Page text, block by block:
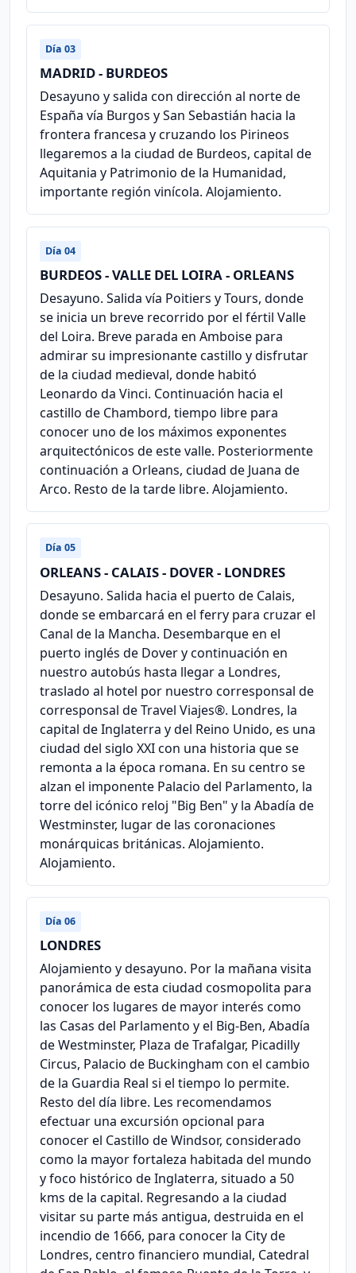
Día 03
MADRID - BURDEOS
Desayuno y salida con dirección al norte de
España vía Burgos y San Sebastián hacia la
frontera francesa y cruzando los Pirineos
llegaremos a la ciudad de Burdeos, capital de
Aquitania y Patrimonio de la Humanidad,
importante región vinícola. Alojamiento.
Día 04
BURDEOS - VALLE DEL LOIRA - ORLEANS
Desayuno. Salida vía Poitiers y Tours, donde
se inicia un breve recorrido por el fértil Valle
del Loira. Breve parada en Amboise para
admirar su impresionante castillo y disfrutar
de la ciudad medieval, donde habitó
Leonardo da Vinci. Continuación hacia el
castillo de Chambord, tiempo libre para
conocer uno de los máximos exponentes
arquitectónicos de este valle. Posteriormente
continuación a Orleans, ciudad de Juana de
Arco. Resto de la tarde libre. Alojamiento.
Día 05
ORLEANS - CALAIS - DOVER - LONDRES
Desayuno. Salida hacia el puerto de Calais,
donde se embarcará en el ferry para cruzar el
Canal de la Mancha. Desembarque en el
puerto inglés de Dover y continuación en
nuestro autobús hasta llegar a Londres,
traslado al hotel por nuestro corresponsal de
corresponsal de Travel Viajes®. Londres, la
capital de Inglaterra y del Reino Unido, es una
ciudad del siglo XXI con una historia que se
remonta a la época romana. En su centro se
alzan el imponente Palacio del Parlamento, la
torre del icónico reloj "Big Ben" y la Abadía de
Westminster, lugar de las coronaciones
monárquicas británicas. Alojamiento.
Alojamiento.
Día 06
LONDRES
Alojamiento y desayuno. Por la mañana visita
panorámica de esta ciudad cosmopolita para
conocer los lugares de mayor interés como
las Casas del Parlamento y el Big-Ben, Abadía
de Westminster, Plaza de Trafalgar, Picadilly
Circus, Palacio de Buckingham con el cambio
de la Guardia Real si el tiempo lo permite.
Resto del día libre. Les recomendamos
efectuar una excursión opcional para
conocer el Castillo de Windsor, considerado
como la mayor fortaleza habitada del mundo
y foco histórico de Inglaterra, situado a 50
kms de la capital. Regresando a la ciudad
visitar su parte más antigua, destruida en el
incendio de 1666, para conocer la City de
Londres, centro financiero mundial, Catedral